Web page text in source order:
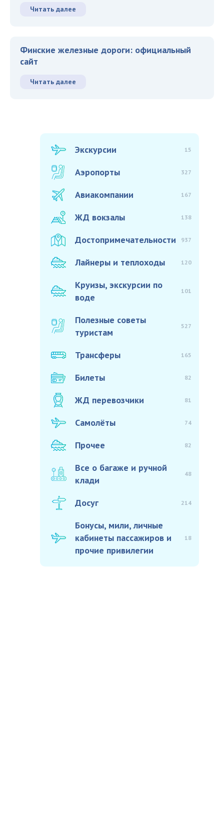
Читать далее
Финские железные дороги: официальный
сайт
Читать далее
Экскурсии 15
Аэропорты 327
Авиакомпании 167
ЖД вокзалы 138
Достопримечательности 937
Лайнеры и теплоходы 120
Круизы, экскурсии по
воде
101
Полезные советы
туристам
527
Трансферы 165
Билеты 82
ЖД перевозчики 81
Самолёты 74
Прочее 82
Все о багаже и ручной
клади
48
Досуг 214
Бонусы, мили, личные
кабинеты пассажиров и
прочие привилегии
18